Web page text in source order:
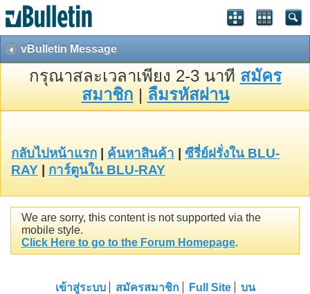
vBulletin Message
กรุณาสละเวลาเพียง 2-3 นาที สมัคร
สมาชิก | ลืมรหัสผ่าน
กลับไปหน้าแรก ค้นหาสินค้า
ซีรี่ย์ฝรั่งใน BLU-
RAY
การ์ตูนใน BLU-RAY
We are sorry, this content is not supported via the
mobile style.
Click Here to go to the Forum Homepage.
เข้าสู่ระบบ สมัครสมาชิก Full Site บน